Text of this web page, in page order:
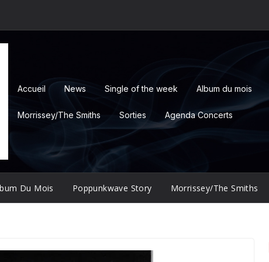
Accueil News Single of the week Album du mois
Morrissey/The Smiths Sorties Agenda Concerts
Du Mois Poppunkwave Story Morrissey/The Smiths